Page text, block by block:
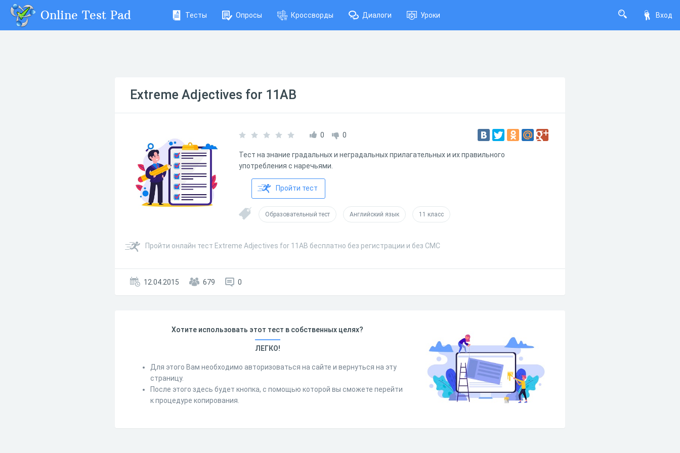
Вход
Online Test Pad Тесты Опросы Кроссворды Диалоги Уроки
Extreme Adjectives for 11AB
0 0
Тест на знание градальных и неградальных прилагательных и их правильного
употребления с наречьями.
Пройти тест
Образовательный тест Английский язык 11 класс
Пройти онлайн тест Extreme Adjectives for 11AB бесплатно без регистрации и без СМС
12.04.2015 679 0
Хотите использовать этот тест в собственных целях?
ЛЕГКО!
Для этого Вам необходимо авторизоваться на сайте и вернуться на эту
страницу.
После этого здесь будет кнопка, с помощью которой вы сможете перейти
к процедуре копирования.